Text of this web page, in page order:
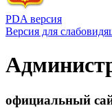
PDA версия
Версия для
официальный